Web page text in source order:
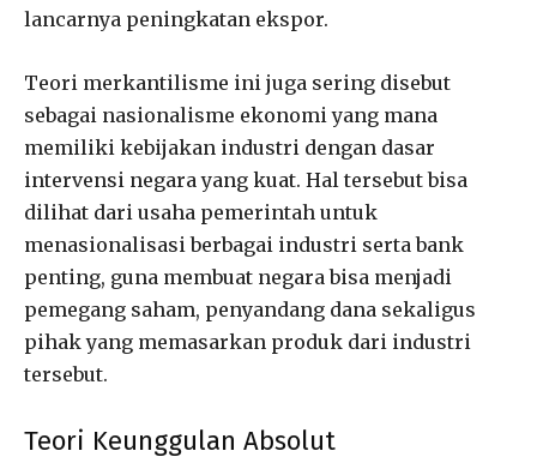
lancarnya peningkatan ekspor.
Teori merkantilisme ini juga sering disebut
sebagai nasionalisme ekonomi yang mana
memiliki kebijakan industri dengan dasar
intervensi negara yang kuat. Hal tersebut bisa
dilihat dari usaha pemerintah untuk
menasionalisasi berbagai industri serta bank
penting, guna membuat negara bisa menjadi
pemegang saham, penyandang dana sekaligus
pihak yang memasarkan produk dari industri
tersebut.
Teori Keunggulan Absolut